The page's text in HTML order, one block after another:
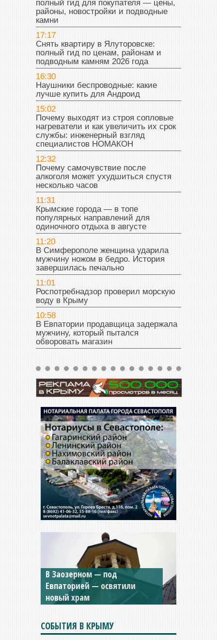
полный гид для покупателя — цены,
районы, новостройки и подводные
камни
17:17
Снять квартиру в Ялуторовске:
полный гид по ценам, районам и
подводным камням 2026 года
16:30
Наушники беспроводные: какие
лучше купить для Андроид
15:02
Почему выходят из строя сопловые
нагреватели и как увеличить их срок
службы: инженерный взгляд
специалистов НОМАКОН
12:32
Почему самочувствие после
алкоголя может ухудшиться спустя
несколько часов
11:31
Крымские города — в топе
популярных направлений для
одиночного отдыха в августе
11:20
В Симферополе женщина ударила
мужчину ножом в бедро. История
завершилась печально
11:01
Роспотребнадзор проверил морскую
воду в Крыму
10:58
В Евпатории продавщица задержала
мужчину, который пытался
обворовать магазин
Мужской монастырь Косьмы
и Дамиана в Крыму вновь
открыт для посещения
СОБЫТИЯ В КРЫМУ